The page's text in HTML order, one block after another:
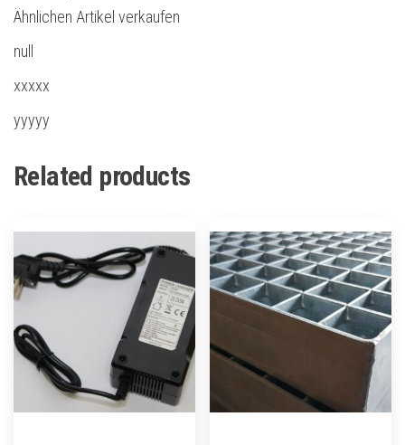
Ähnlichen Artikel verkaufen
null
xxxxx
yyyyy
Related products